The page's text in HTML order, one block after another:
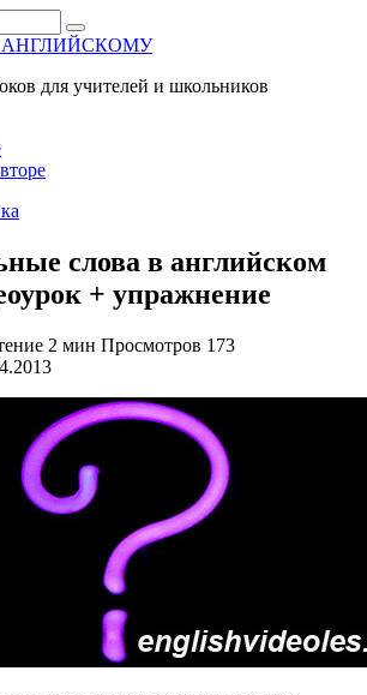
АНГЛИЙСКОМУ
для учителей и школьников
слова в английском
+ упражнение
2 мин Просмотров 173